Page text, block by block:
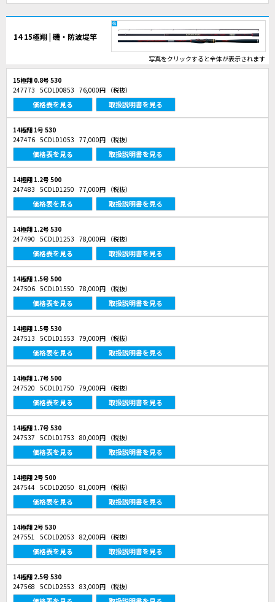
14 15極翔 | 磯・防波堤竿
写真をクリックすると全体が表示されます
15極翔 0.8号 530
247773 5CDLD0853 76,000円 （税抜）
価格表を見る 取扱説明書を見る
14極翔 1号 530
247476 5CDLD1053 77,000円 （税抜）
価格表を見る 取扱説明書を見る
14極翔 1.2号 500
247483 5CDLD1250 77,000円 （税抜）
価格表を見る 取扱説明書を見る
14極翔 1.2号 530
247490 5CDLD1253 78,000円 （税抜）
価格表を見る 取扱説明書を見る
14極翔 1.5号 500
247506 5CDLD1550 78,000円 （税抜）
価格表を見る 取扱説明書を見る
14極翔 1.5号 530
247513 5CDLD1553 79,000円 （税抜）
価格表を見る 取扱説明書を見る
14極翔 1.7号 500
247520 5CDLD1750 79,000円 （税抜）
価格表を見る 取扱説明書を見る
14極翔 1.7号 530
247537 5CDLD1753 80,000円 （税抜）
価格表を見る 取扱説明書を見る
14極翔 2号 500
247544 5CDLD2050 81,000円 （税抜）
価格表を見る 取扱説明書を見る
14極翔 2号 530
247551 5CDLD2053 82,000円 （税抜）
価格表を見る 取扱説明書を見る
14極翔 2.5号 530
247568 5CDLD2553 83,000円 （税抜）